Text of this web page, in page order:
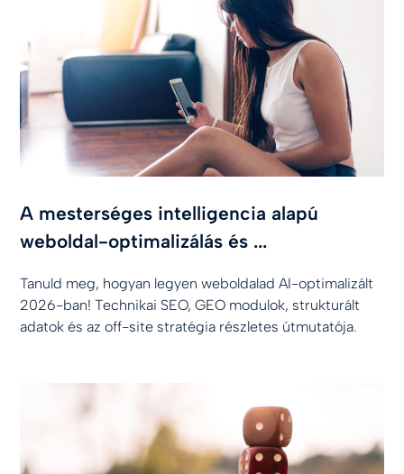
A mesterséges intelligencia alapú
weboldal-optimalizálás és ...
Tanuld meg, hogyan legyen weboldalad AI-optimalizált
2026-ban! Technikai SEO, GEO modulok, strukturált
adatok és az off-site stratégia részletes útmutatója.